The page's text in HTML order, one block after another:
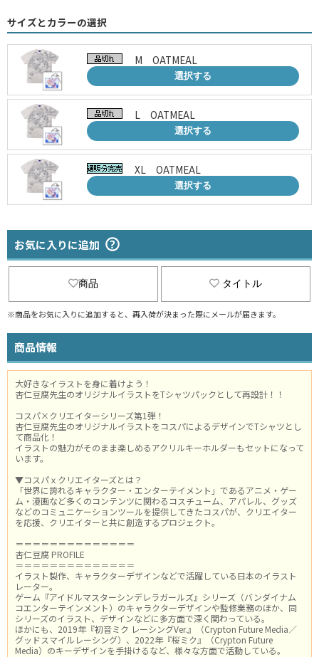
サイズとカラーの選択
M OATMEAL
選択する
L OATMEAL
選択する
XL OATMEAL
選択する
お気に入りに追加
商品 タイトル
※商品をお気に入りに追加すると、再入荷が決まった際にメールが届きます。
商品情報
大好きなイラストを身に着けよう！
杏仁豆腐先生のオリジナルイラストをTシャツパックとして再設計！！
コスパ×クリエイターシリーズ第1弾！
杏仁豆腐先生のオリジナルイラストをコスパによるデザインでTシャツとし
て商品化！
イラストの魅力がそのまま楽しめるアクリルキーホルダーもセットになって
います。
▼コスパｘクリエイターズとは？
「世界に誇れるキャラクター・エンターテイメント」であるアニメ・ゲー
ム・漫画など多くのコンテンツに関わるコスチューム、アパレル、グッズ
などのコミュニケーションツールを提供してきたコスパが、クリエイター
を応援、クリエイターと共に創造するプロジェクト。
＝＝＝＝＝＝＝＝＝＝＝＝＝＝
杏仁豆腐 PROFILE
＝＝＝＝＝＝＝＝＝＝＝＝＝＝
イラスト製作、キャラクターデザインなどで活躍している日本のイラスト
レーター。
ゲーム『アイドルマスターシンデレラガールズ』シリーズ（バンダイナム
コエンターテインメント）のキャラクターデザインや監修業務のほか、同
シリーズのイラスト、デザインなどに多方面で深く関わっている。
ほかにも、2019年『初音ミク レーシングVer.』（Crypton Future Media／
グッドスマイルレーシング）、2022年『桜ミク』（Crypton Future
Media）のキーデザインを手掛けるなど、様々な方面で活動している。